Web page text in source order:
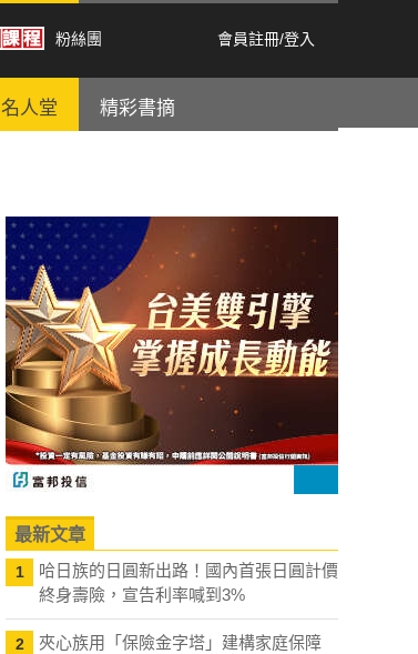
粉絲團 會員註冊/登入
名人堂 精彩書摘
最新文章
1
哈日族的日圓新出路！國內首張日圓計價
終身壽險，宣告利率喊到3%
2 夾心族用「保險金字塔」建構家庭保障